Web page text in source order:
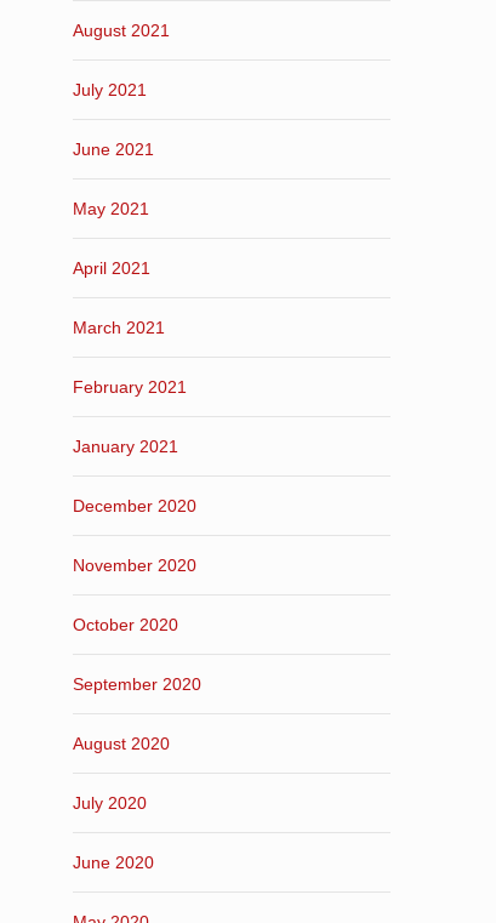
August 2021
July 2021
June 2021
May 2021
April 2021
March 2021
February 2021
January 2021
December 2020
November 2020
October 2020
September 2020
August 2020
July 2020
June 2020